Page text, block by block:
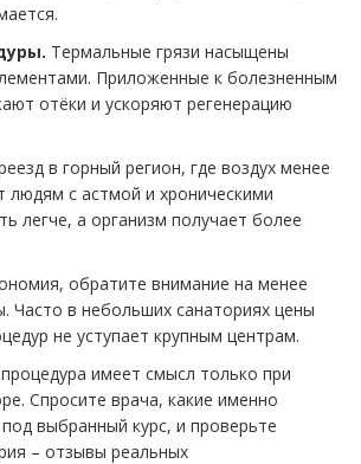
Термальные грязи насыщены
Приложенные к болезненным
отёки и ускоряют регенерацию
в горный регион, где воздух менее
людям с астмой и хроническими
легче, а организм получает более
обратите внимание на менее
Часто в небольших санаториях цены
не уступает крупным центрам.
имеет смысл только при
Спросите врача, какие именно
выбранный курс, и проверьте
– отзывы реальных